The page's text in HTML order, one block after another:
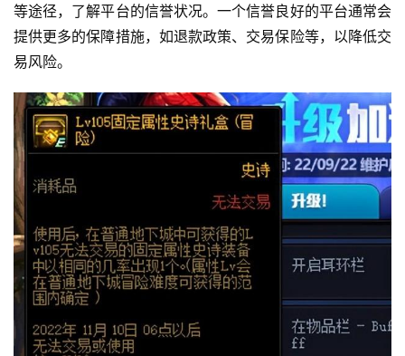
等途径，了解平台的信誉状况。一个信誉良好的平台通常会
提供更多的保障措施，如退款政策、交易保险等，以降低交
易风险。